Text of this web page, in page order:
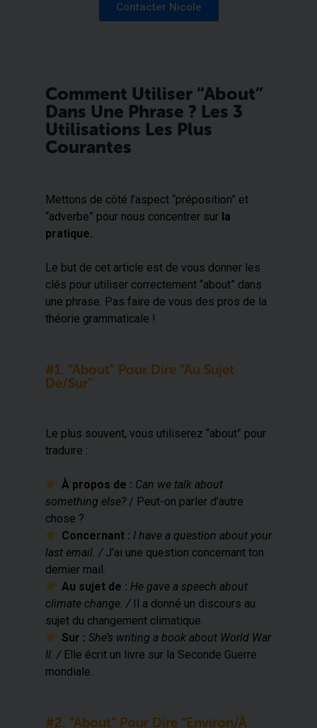
Contacter Nicole
Comment Utiliser “about”
Dans Une Phrase ? Les 3
Utilisations Les Plus
Courantes
Mettons de côté l’aspect “préposition” et
“adverbe” pour nous concentrer sur la
pratique.
Le but de cet article est de vous donner les
clés pour utiliser correctement “about” dans
une phrase. Pas faire de vous des pros de la
théorie grammaticale !
#1. “About” Pour Dire “au Sujet
De/sur”
Le plus souvent, vous utiliserez “about” pour
traduire :
​ À propos de : Can we talk about
something else? / Peut-on parler d’autre
chose ?
​ Concernant : I have a question about your
last email. / J’ai une question concernant ton
dernier mail.
​ Au sujet de : He gave a speech about
climate change. / Il a donné un discours au
sujet du changement climatique.
​ Sur : She’s writing a book about World War
II. / Elle écrit un livre sur la Seconde Guerre
mondiale.
#2. “About” Pour Dire “environ/à